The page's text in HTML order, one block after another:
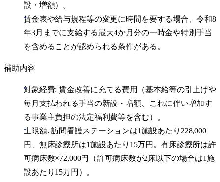
設・増額）。
賃金表や給与規程等の変更に時間を要する場合、令和8
年3月までに支給する最大4か月分の一時金や特別手当
を含めることが認められる条件がある。
補助内容
対象経費: 賃金改善に充てる費用（基本給等の引上げや
毎月支払われる手当の新設・増額、これに伴い増加す
る事業主負担の法定福利費等を含む）。
上限額: 訪問看護ステーションは1施設あたり228,000
円、無床診療所は1施設あたり15万円。有床診療所は許
可病床数×72,000円（許可病床数が2床以下の場合は1施
設あたり15万円）。